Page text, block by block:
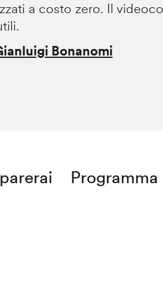
a costo zero. Il
Bonanomi
Programma